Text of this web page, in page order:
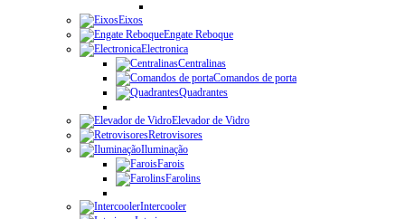
Eixos
Engate Reboque
Electronica
Centralinas
Comandos de porta
Quadrantes
Elevador de Vidro
Retrovisores
Iluminação
Farois
Farolins
Intercooler